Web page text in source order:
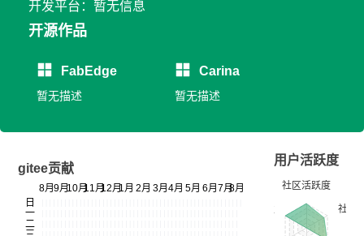
开发平台：暂无信息
开源作品
FabEdge
暂无描述
Carina
暂无描述
gitee贡献
用户活跃度